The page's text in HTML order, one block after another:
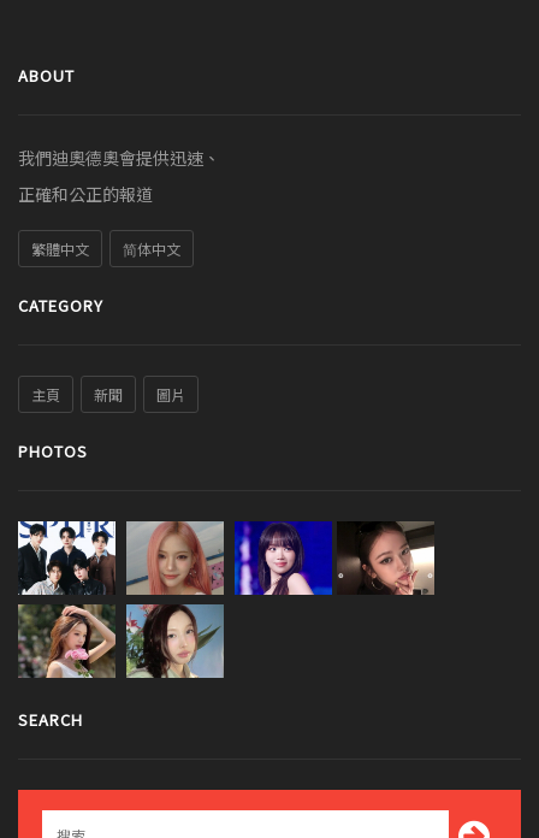
ABOUT
我們迪奧德奧會提供迅速、
正確和公正的報道
繁體中文 简体中文
CATEGORY
主頁 新聞 圖片
PHOTOS
SEARCH